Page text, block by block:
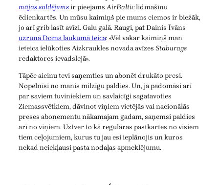
mājas saldējumsir pieejamsAirBalticlidmašīnu
ēdienkartēs. Un mūsu kaimiņš pie mums ciemos ir biežāk,
jo arī grib lasīt avīzi. Galu galā. Raugi, pat Dainis Īvāns
uzrunā Doma laukumā teica: «Vēl vakar kaimiņš man
ieteica ielūkoties Aizkraukles novada avīzes Staburags
redaktores ievadslejā».
Tāpēc aicinu tevi saņemties un abonēt drukāto presi.
Nopelnīsi no manis milzīgu paldies. Un, ja padomāsi arī
par saviem tuviniekiem un savlaicīgi sagatavoties
Ziemassvētkiem, dāvinot viņiem vietējās vai nacionālās
preses abonementu nākamajam gadam, saņemsi paldies
arī no viņiem. Uztver to kā regulāras pastkartes no visiem
tiem ceļojumiem, kurus tu jau esi ieplānojis un kuros
nekad neiekļausi pasta nodaļas apmeklējumu.